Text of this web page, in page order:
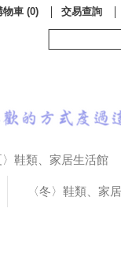
〉鞋類、家居生活館
〈冬〉鞋類、家
物車 (0) 交易查詢